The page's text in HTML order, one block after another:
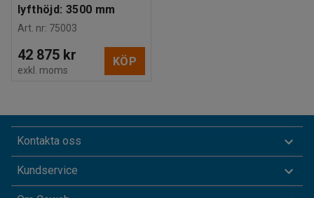
lyfthöjd: 3500 mm
Art. nr: 75003
42 875 kr
exkl. moms
KÖP
Kontakta oss
Kundservice